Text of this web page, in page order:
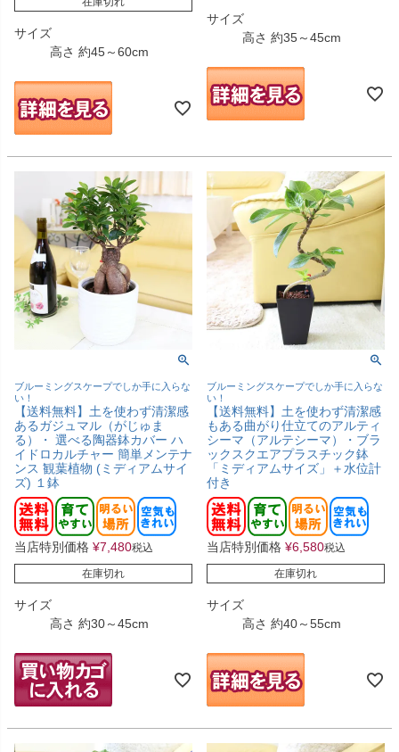
サイズ
高さ 約45～60cm
サイズ
高さ 約35～45cm
ブルーミングスケープでしか手に入らな
い！
【送料無料】土を使わず清潔感
あるガジュマル（がじゅま
る）・ 選べる陶器鉢カバー ハ
イドロカルチャー 簡単メンテナ
ンス 観葉植物 (ミディアムサイ
ズ) １鉢
当店特別価格 ¥7,480税込
在庫切れ
サイズ
高さ 約30～45cm
ブルーミングスケープでしか手に入らな
い！
【送料無料】土を使わず清潔感
もある曲がり仕立てのアルティ
シーマ（アルテシーマ）・ブラ
ックスクエアプラスチック鉢
「ミディアムサイズ」＋水位計
付き
当店特別価格 ¥6,580税込
在庫切れ
サイズ
高さ 約40～55cm